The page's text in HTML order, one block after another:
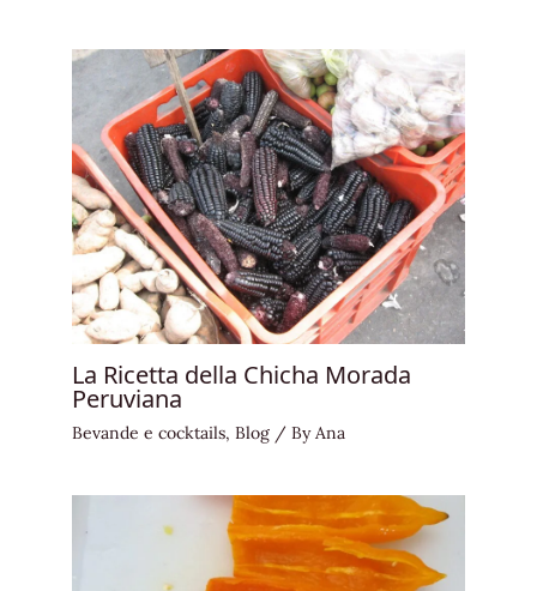
La Ricetta della Chicha Morada
Peruviana
Bevande e cocktails, Blog / ByAna